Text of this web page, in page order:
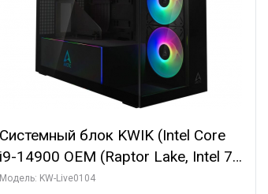
Системный блок KWIK (Intel Core
i9-14900 OEM (Raptor Lake, Intel 7,
C24 16EC/8PC// 64 ГБ ОЗУ (2
Модель: KW-Live0104